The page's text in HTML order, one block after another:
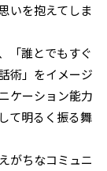
いを抱えてしま
「誰とでもすぐ
術」をイメージ
ケーション能力
て明るく振る舞
がちなコミュニ